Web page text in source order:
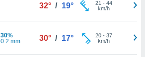
32° / 19° 21 - 44
km/h
30%
0.2 mm
30° / 17° 20- 37
km/h